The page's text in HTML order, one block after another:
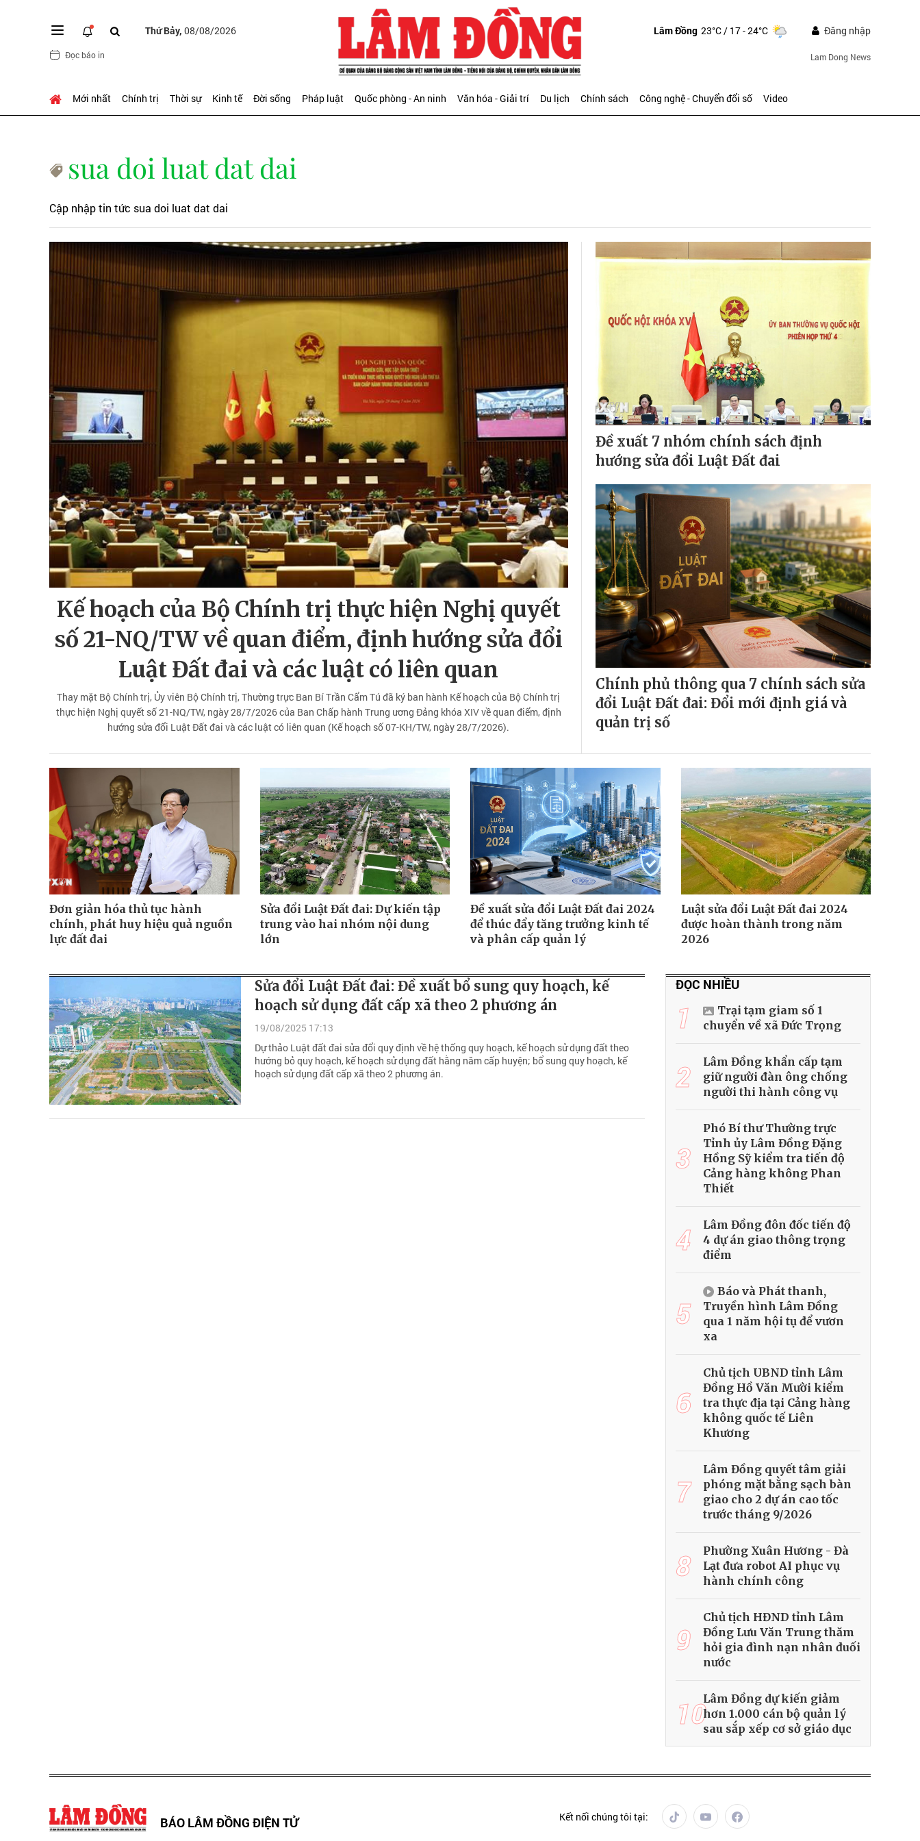
Thứ Bảy, 08/08/2026
Đọc báo in
Lâm Đồng 23°C/ 17 - 24°C Đăng nhập
Lam Dong News
Mới nhất Chính trị Thời sự Kinh tế Đời sống Pháp luật Quốc phòng - An ninh Văn hóa - Giải trí Du lịch Chính sách Công nghệ - Chuyển đổi số Video
sua doi luat dat dai
Cập nhập tin tức sua doi luat dat dai
Kế hoạch của Bộ Chính trị thực hiện Nghị quyết
số 21-NQ/TW về quan điểm, định hướng sửa đổi
Luật Đất đai và các luật có liên quan
Thay mặt Bộ Chính trị, Ủy viên Bộ Chính trị, Thường trực Ban Bí Trần Cẩm Tú đã ký ban hành Kế hoạch của Bộ Chính trị
thực hiện Nghị quyết số 21-NQ/TW, ngày 28/7/2026 của Ban Chấp hành Trung ương Đảng khóa XIV về quan điểm, định
hướng sửa đổi Luật Đất đai và các luật có liên quan (Kế hoạch số 07-KH/TW, ngày 28/7/2026).
Đề xuất 7 nhóm chính sách định
hướng sửa đổi Luật Đất đai
Chính phủ thông qua 7 chính sách sửa
đổi Luật Đất đai: Đổi mới định giá và
quản trị số
Đơn giản hóa thủ tục hành
chính, phát huy hiệu quả nguồn
lực đất đai
Sửa đổi Luật Đất đai: Dự kiến tập
trung vào hai nhóm nội dung
lớn
Đề xuất sửa đổi Luật Đất đai 2024
để thúc đẩy tăng trưởng kinh tế
và phân cấp quản lý
Luật sửa đổi Luật Đất đai 2024
được hoàn thành trong năm
2026
Sửa đổi Luật Đất đai: Đề xuất bổ sung quy hoạch, kế
hoạch sử dụng đất cấp xã theo 2 phương án
19/08/2025 17:13
Dự thảo Luật đất đai sửa đổi quy định về hệ thống quy hoạch, kế hoạch sử dụng đất theo
hướng bỏ quy hoạch, kế hoạch sử dụng đất hằng năm cấp huyện; bổ sung quy hoạch, kế
hoạch sử dụng đất cấp xã theo 2 phương án.
ĐỌC NHIỀU
1
Trại tạm giam số 1
chuyển về xã Đức Trọng
2
Lâm Đồng khẩn cấp tạm
giữ người đàn ông chống
người thi hành công vụ
3
Phó Bí thư Thường trực
Tỉnh ủy Lâm Đồng Đặng
Hồng Sỹ kiểm tra tiến độ
Cảng hàng không Phan
Thiết
4
Lâm Đồng đôn đốc tiến độ
4 dự án giao thông trọng
điểm
5
Báo và Phát thanh,
Truyền hình Lâm Đồng
qua 1 năm hội tụ để vươn
xa
6
Chủ tịch UBND tỉnh Lâm
Đồng Hồ Văn Mười kiểm
tra thực địa tại Cảng hàng
không quốc tế Liên
Khương
7
Lâm Đồng quyết tâm giải
phóng mặt bằng sạch bàn
giao cho 2 dự án cao tốc
trước tháng 9/2026
8
Phường Xuân Hương - Đà
Lạt đưa robot AI phục vụ
hành chính công
9
Chủ tịch HĐND tỉnh Lâm
Đồng Lưu Văn Trung thăm
hỏi gia đình nạn nhân đuối
nước
10Lâm Đồng dự kiến giảm
hơn 1.000 cán bộ quản lý
sau sắp xếp cơ sở giáo dục
BÁO LÂM ĐỒNG ĐIỆN TỬ Kết nối chúng tôi tại: